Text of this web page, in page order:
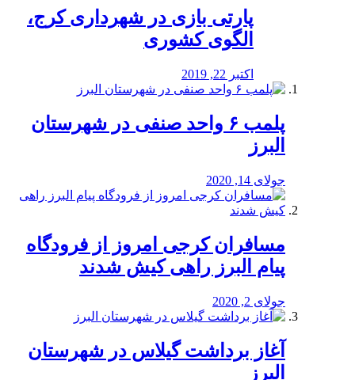
پارتی بازی در شهرداری کرج،
الگوی کشوری
اکتبر 22, 2019
پلمب ۶ واحد صنفی در شهرستان
البرز
جولای 14, 2020
مسافران کرجی امروز از فرودگاه
پیام البرز راهی کیش شدند
جولای 2, 2020
آغاز برداشت گیلاس در شهرستان
البرز